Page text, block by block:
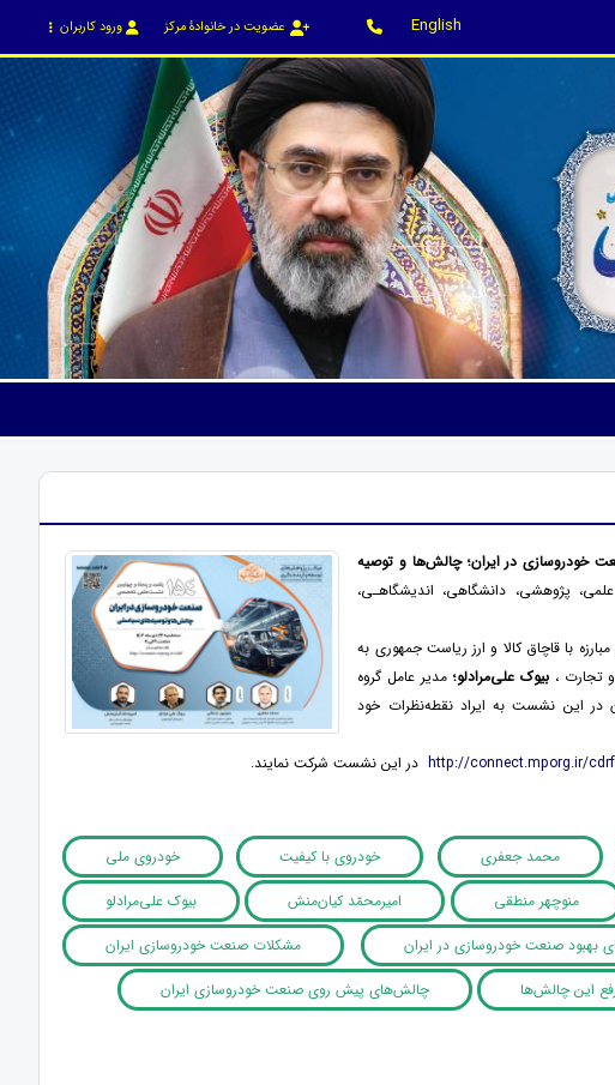
English عضویت در خانوادۀ مرکز ورود کاربران
خودروسازی در ایران؛ چالش­‌ها و توصیه­‌
الی 11:00، با حضــور جامعه علمی، پژوهشی، دانشگاهی، اندیشگاهـی،
با قاچاق کالا و ارز ریاست جمهوری به
تجارت ،بیوک علی‌مرادلو؛ مدیر عامل گروه
این نشست به ایراد نقطه‌نظرات خود
http://connect.mporg.ir/cdrf در این نشست شرکت نمایند.
محمد جعفری خودروی با کیفیت
خودروی ملی
منوچهر منطقی امیرمحمّد کیان‌منش
بیوک علی‌مرادلو
بهبود صنعت خودروسازی در ایران
مشکلات صنعت خودروسازی ایران
این چالش‌ها چالش‌های پیش روی صنعت خودروسازی ایران